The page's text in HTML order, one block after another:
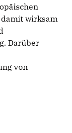
wirksam
Darüber
von